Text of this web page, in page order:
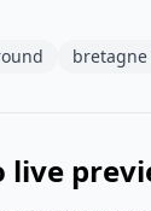
live